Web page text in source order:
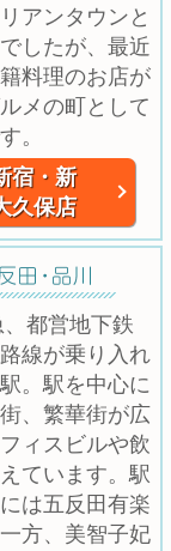
アンタウンと
したが、最近
料理のお店が
メの町として
。
宿・新
久保店
都営地下鉄
線が乗り入れ
。駅を中心に
、繁華街が広
ィスビルや飲
ています。駅
は五反田有楽
方、美智子妃